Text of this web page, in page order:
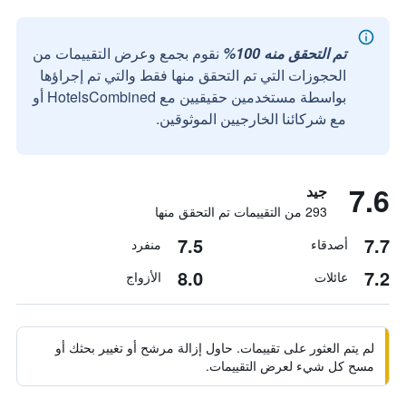
تم التحقق منه 100%
نقوم بجمع وعرض التقييمات من
الحجوزات التي تم التحقق منها فقط والتي تم إجراؤها
بواسطة مستخدمين حقيقيين مع HotelsCombined أو
مع شركائنا الخارجيين الموثوقين.
7.6 جيد
293 من التقييمات تم التحقق منها
7.7 أصدقاء 7.5 منفرد
7.2 عائلات 8.0 الأزواج
لم يتم العثور على تقييمات. حاول إزالة مرشح أو تغيير بحثك أو
مسح كل شيء لعرض التقييمات.